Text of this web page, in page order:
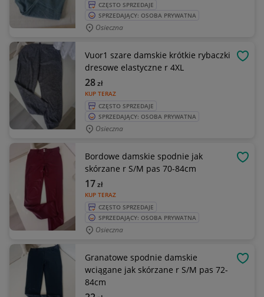
CZĘSTO SPRZEDAJE
SPRZEDAJĄCY: OSOBA PRYWATNA
Osieczna
Vuor1 szare damskie krótkie rybaczki
dresowe elastyczne r 4XL
KUP TERAZ
28zł
CZĘSTO SPRZEDAJE
SPRZEDAJĄCY: OSOBA PRYWATNA
Osieczna
Bordowe damskie spodnie jak
skórzane r S/M pas 70-84cm
KUP TERAZ
17zł
CZĘSTO SPRZEDAJE
SPRZEDAJĄCY: OSOBA PRYWATNA
Osieczna
Granatowe spodnie damskie
wciągane jak skórzane r S/M pas 72-
84cm